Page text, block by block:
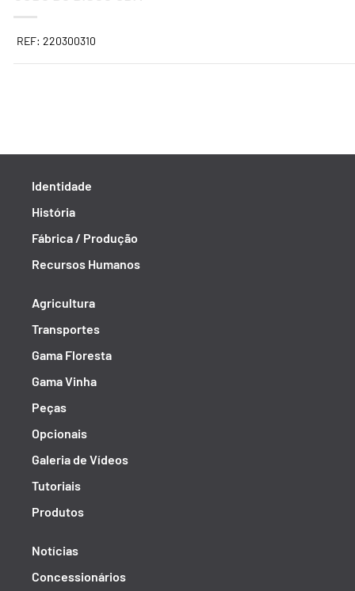
REF: 220300310
Identidade
História
Fábrica / Produção
Recursos Humanos
Agricultura
Transportes
Gama Floresta
Gama Vinha
Peças
Opcionais
Galeria de Vídeos
Tutoriais
Produtos
Notícias
Concessionários